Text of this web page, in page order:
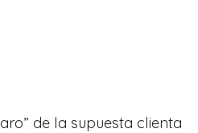
de la supuesta clienta